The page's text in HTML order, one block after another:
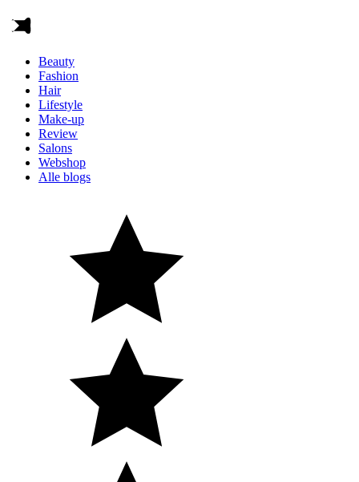
Beauty
Fashion
Hair
Lifestyle
Make-up
Review
Salons
Webshop
Alle blogs